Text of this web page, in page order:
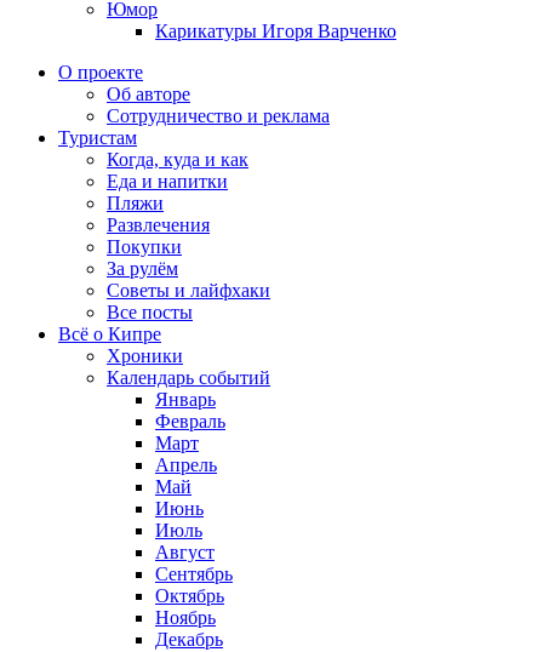
Юмор
Карикатуры Игоря Варченко
О проекте
Об авторе
Сотрудничество и реклама
Туристам
Когда, куда и как
Еда и напитки
Пляжи
Развлечения
Покупки
За рулём
Советы и лайфхаки
Все посты
Всё о Кипре
Хроники
Календарь событий
Январь
Февраль
Март
Апрель
Май
Июнь
Июль
Август
Сентябрь
Октябрь
Ноябрь
Декабрь